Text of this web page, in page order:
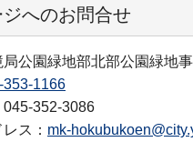
へのお問合せ
公園緑地部北部公園緑地
353-1166
045-352-3086
ス： mk-